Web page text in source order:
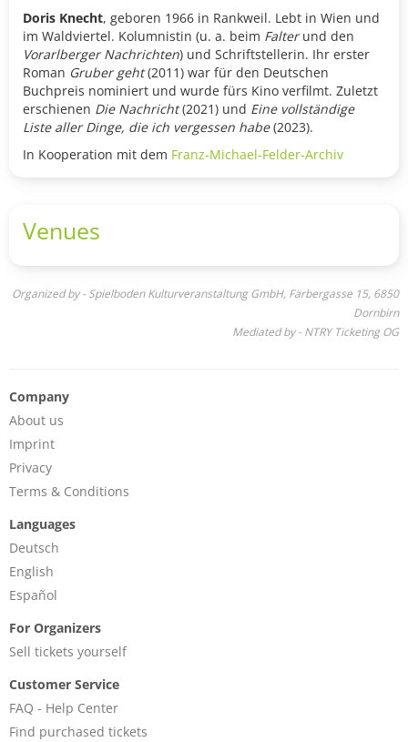
Doris Knecht, geboren 1966 in Rankweil. Lebt in Wien und
im Waldviertel. Kolumnistin (u. a. beim Falterund den
Vorarlberger Nachrichten) und Schriftstellerin. Ihr erster
Roman Gruber geht(2011) war für den Deutschen
Buchpreis nominiert und wurde fürs Kino verfilmt. Zuletzt
erschienen Die Nachricht(2021) und Eine vollständige
Liste aller Dinge, die ich vergessen habe(2023).
In Kooperation mit dem Franz-Michael-Felder-Archiv
Venues
Organized by - Spielboden Kulturveranstaltung GmbH, Färbergasse 15, 6850
Dornbirn
Mediated by - NTRY Ticketing OG
Company
About us
Imprint
Privacy
Terms & Conditions
Languages
Deutsch
English
Español
For Organizers
Sell tickets yourself
Customer Service
FAQ - Help Center
Find purchased tickets